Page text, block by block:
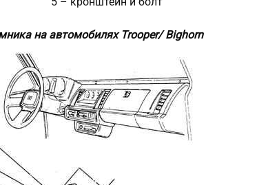
на автомобилях Trooper/ Bighorn